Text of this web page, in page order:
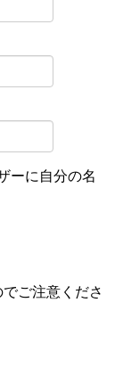
ーに自分の名
ご注意くださ